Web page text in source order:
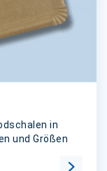
in
und Größen